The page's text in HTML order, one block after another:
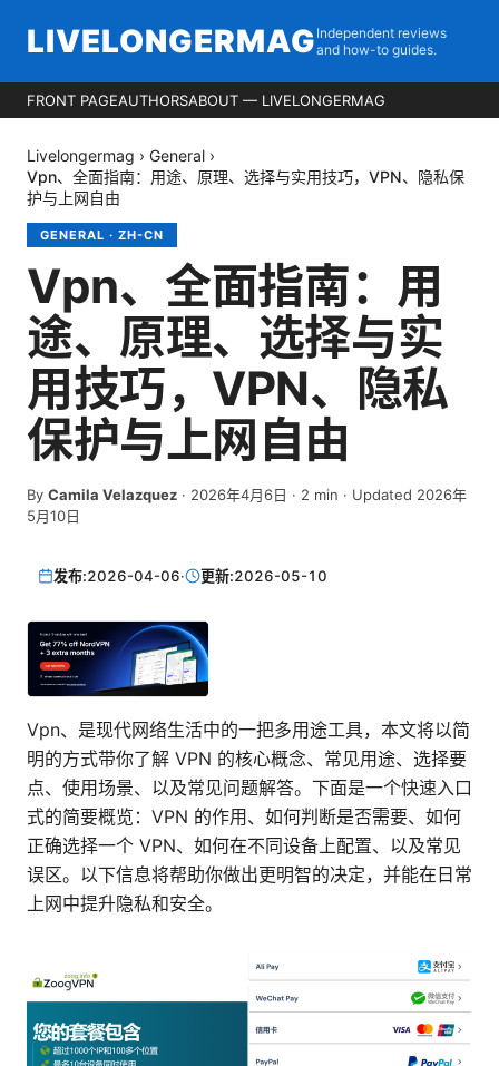
LIVELONGERMAG Independent reviews
and how-to guides.
FRONT PAGEAUTHORSABOUT — LIVELONGERMAG
Livelongermag › General ›
Vpn、全面指南：用途、原理、选择与实用技巧，VPN、隐私保
护与上网自由
GENERAL · ZH-CN
Vpn、全面指南：用
途、原理、选择与实
用技巧，VPN、隐私
保护与上网自由
By Camila Velazquez · 2026年4月6日 · 2 min · Updated 2026年
5月10日
发布:2026-04-06· 更新:2026-05-10
Vpn、是现代网络生活中的一把多用途工具，本文将以简
明的方式带你了解 VPN 的核心概念、常见用途、选择要
点、使用场景、以及常见问题解答。下面是一个快速入口
式的简要概览：VPN 的作用、如何判断是否需要、如何
正确选择一个 VPN、如何在不同设备上配置、以及常见
误区。以下信息将帮助你做出更明智的决定，并能在日常
上网中提升隐私和安全。